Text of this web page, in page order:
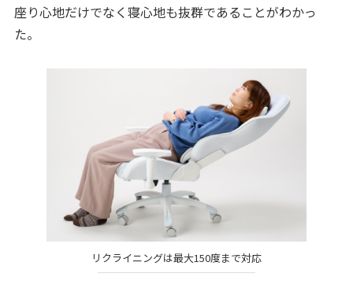
座り心地だけでなく寝心地も抜群であることがわかっ
た。
リクライニングは最大150度まで対応